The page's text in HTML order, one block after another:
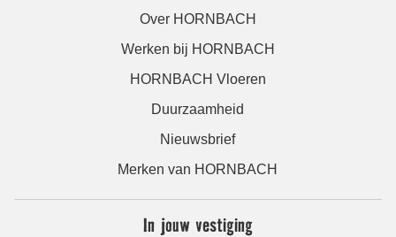
Over HORNBACH
Werken bij HORNBACH
HORNBACH Vloeren
Duurzaamheid
Nieuwsbrief
Merken van HORNBACH
In jouw vestiging